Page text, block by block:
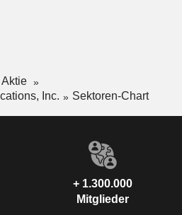
Inc.
Sektoren-Chart
+ 1.300.000
Mitglieder